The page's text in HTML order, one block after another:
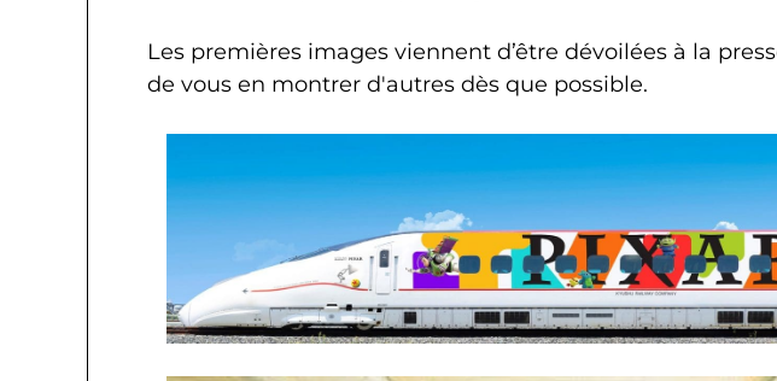
Les premières images viennent d’être dévoilées à la
de vous en montrer d'autres dès que possible.